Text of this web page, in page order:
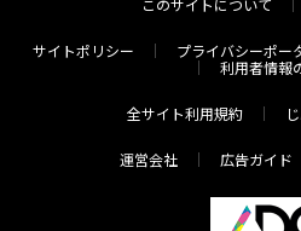
このサイトについて
サイトポリシー プライバシーポー
利用者情報
全サイト利用規約
運営会社 広告ガイド